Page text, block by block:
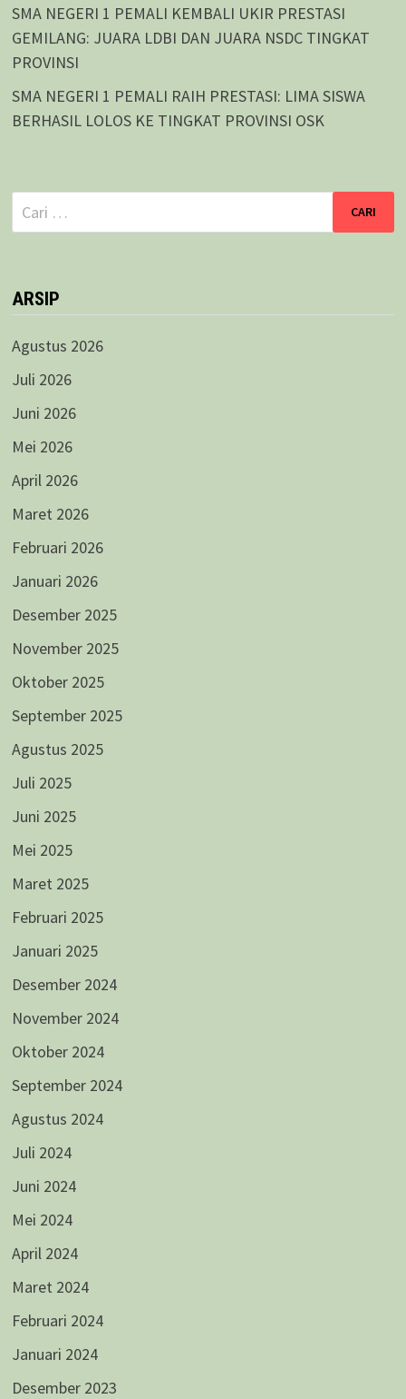
SMA NEGERI 1 PEMALI KEMBALI UKIR PRESTASI
GEMILANG: JUARA LDBI DAN JUARA NSDC TINGKAT
PROVINSI
SMA NEGERI 1 PEMALI RAIH PRESTASI: LIMA SISWA
BERHASIL LOLOS KE TINGKAT PROVINSI OSK
Cari
untuk:
ARSIP
Agustus 2026
Juli 2026
Juni 2026
Mei 2026
April 2026
Maret 2026
Februari 2026
Januari 2026
Desember 2025
November 2025
Oktober 2025
September 2025
Agustus 2025
Juli 2025
Juni 2025
Mei 2025
Maret 2025
Februari 2025
Januari 2025
Desember 2024
November 2024
Oktober 2024
September 2024
Agustus 2024
Juli 2024
Juni 2024
Mei 2024
April 2024
Maret 2024
Februari 2024
Januari 2024
Desember 2023